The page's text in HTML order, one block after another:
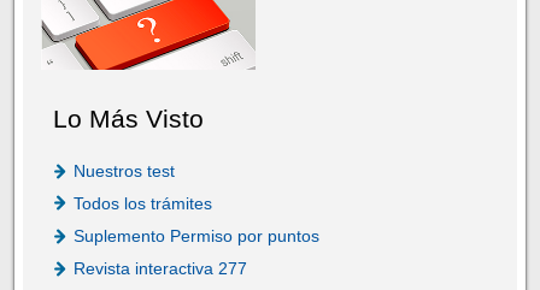
Lo Más Visto
Nuestros test
Todos los trámites
Suplemento Permiso por puntos
Revista interactiva 277